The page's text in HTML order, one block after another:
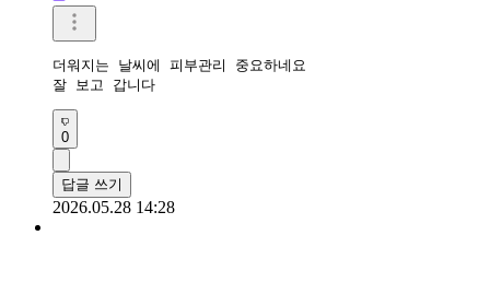
더워지는 날씨에 피부관리 중요하네요
잘 보고 갑니다
0
답글 쓰기
2026.05.28 14:28